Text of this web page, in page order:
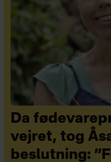
Da
vejret, tog
beslutning: